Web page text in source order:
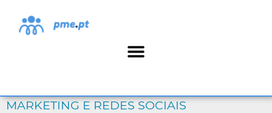
MARKETING E REDES SOCIAIS